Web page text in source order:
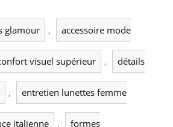
glamour , accessoire mode
visuel supérieur , détails
, entretien lunettes femme
italienne , formes